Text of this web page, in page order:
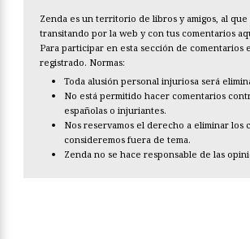
Zenda es un territorio de libros y amigos, al
transitando por la web y con tus comentarios
Para participar en esta sección de comentarios
registrado. Normas:
Toda alusión personal injuriosa será
No está permitido hacer comentarios
españolas o injuriantes.
Nos reservamos el derecho a eliminar los
consideremos fuera de tema.
Zenda no se hace responsable de las